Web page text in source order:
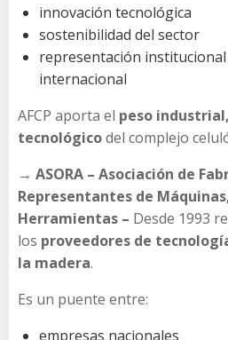
innovación tecnológica
sostenibilidad del sector
representación
internacional
AFCP aporta el peso
tecnológicodel complejo
→ ASORA – Asociación de
Representantes de
Herramientas – Desde 1993
los proveedores de
la madera.
Es un puente entre:
empresas nacionales